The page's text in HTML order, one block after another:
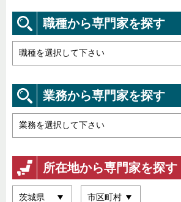
職種から専門家を探す
業務から専門家を探す
所在地から専門家を探す